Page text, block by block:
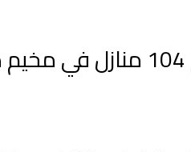
إخطارات بهدم 104